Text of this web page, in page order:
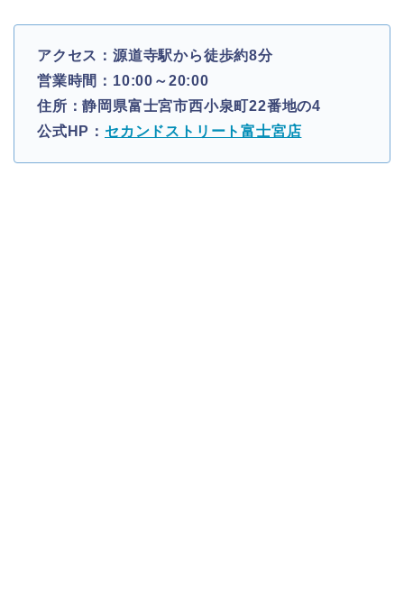
アクセス：源道寺駅から徒歩約8分
営業時間：10:00～20:00
住所：静岡県富士宮市西小泉町22番地の4
公式HP： セカンドストリート富士宮店